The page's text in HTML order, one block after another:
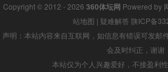
Copyright © 2012 - 2026 360体坛网 Powered by
站地图 | 疑难解答 陕ICP备
声明：本站内容来自互联网，如信息有错误可发邮
会及时纠正，谢谢
本站仅为个人兴趣爱好，不接盈利